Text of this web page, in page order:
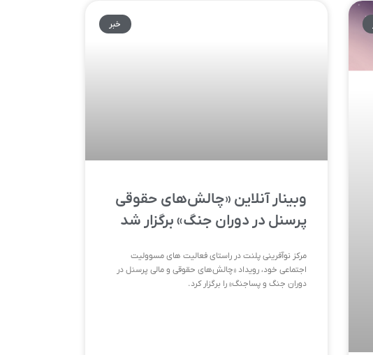
خبر
وبینار آنلاین «چالش‌های حقوقی
پرسنل در دوران جنگ» برگزار شد
مرکز نوآفرینی پلنت در راستای فعالیت های مسوولیت
اجتماعی خود، رویداد «چالش‌های حقوقی و مالی پرسنل در
دوران جنگ و پساجنگ» را برگزار کرد.